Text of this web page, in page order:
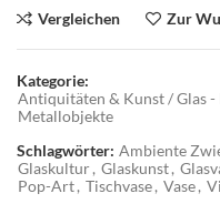
Vergleichen Zur
Kategorie:
Antiquitäten & Kunst / Glas
Metallobjekte
Schlagwörter: Ambiente
Glaskultur, Glaskunst,
Pop-Art, Tischvase, Vase,